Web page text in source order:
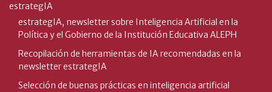
estrategIA
estrategIA, newsletter sobre Inteligencia Artificial en la
Política y el Gobierno de la Institución Educativa ALEPH
Recopilación de herramientas de IA recomendadas en la
newsletter estrategIA
Selección de buenas prácticas en inteligencia artificial